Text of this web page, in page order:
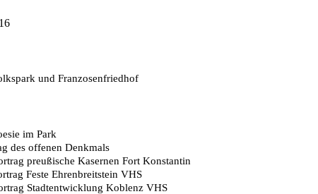
und Franzosenfriedhof
im Park
des offenen Denkmals
preußische Kasernen Fort Konstantin
Feste Ehrenbreitstein VHS
Stadtentwicklung Koblenz VHS